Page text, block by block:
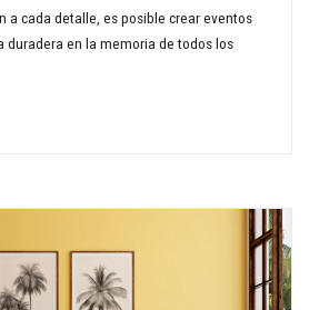
a cada detalle, es posible crear eventos
duradera en la memoria de todos los